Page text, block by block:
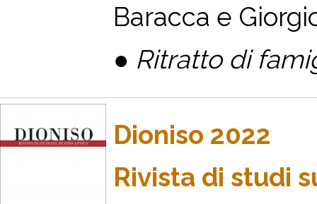
Baracca e
● Ritratto di
Dioniso 2022
Rivista di studi